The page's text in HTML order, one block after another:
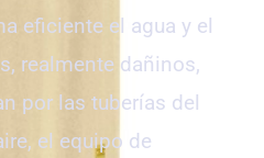
eficiente el agua y el
realmente dañinos,
por las tuberías del
el equipo de